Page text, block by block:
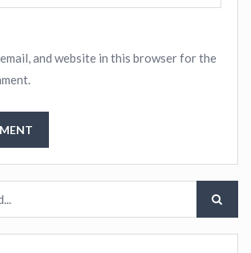
email, and website in this browser for the